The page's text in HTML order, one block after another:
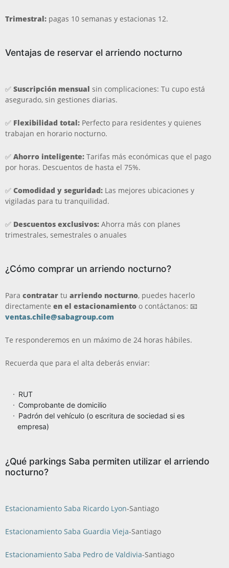
Trimestral: pagas 10 semanas y estacionas 12.
Ventajas de reservar el arriendo nocturno
✅ Suscripción mensual sin complicaciones: Tu cupo está
asegurado, sin gestiones diarias.
✅ Flexibilidad total: Perfecto para residentes y quienes
trabajan en horario nocturno.
✅ Ahorro inteligente: Tarifas más económicas que el pago
por horas. Descuentos de hasta el 75%.
✅ Comodidad y seguridad: Las mejores ubicaciones y
vigiladas para tu tranquilidad.
✅ Descuentos exclusivos: Ahorra más con planes
trimestrales, semestrales o anuales
¿Cómo comprar un arriendo nocturno?
Para contratar tu arriendo nocturno, puedes hacerlo
directamente en el estacionamiento o contáctanos: 📧
ventas.chile@sabagroup.com
Te responderemos en un máximo de 24 horas hábiles.
Recuerda que para el alta deberás enviar:
RUT
Comprobante de domicilio
Padrón del vehículo (o escritura de sociedad si es
empresa)
¿Qué parkings Saba permiten utilizar el arriendo
nocturno?
Estacionamiento Saba Ricardo Lyon-Santiago
Estacionamiento Saba Guardia Vieja-Santiago
Estacionamiento Saba Pedro de Valdivia-Santiago